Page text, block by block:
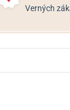
Verných